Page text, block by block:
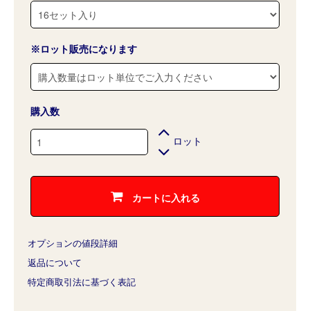
※ロット販売になります
購入数
ロット
カートに入れる
オプションの値段詳細
返品について
特定商取引法に基づく表記